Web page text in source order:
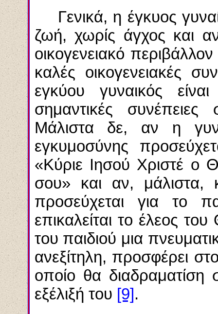
Γενικά, η έγκυος
ζωή, χωρίς άγχος και
οικογενειακό
καλές οικογενειακές
εγκύου γυναικός
σημαντικές
Μάλιστα δε, αν η
εγκυμοσύνης
«Κύριε Ιησού Χριστέ
σου» και αν, μάλιστα,
προσεύχεται για το
επικαλείται το έλεος
του παιδιού μια
ανεξίτηλη, προσφέρει
οποίο θα διαδραματίση
εξέλιξή του [9].